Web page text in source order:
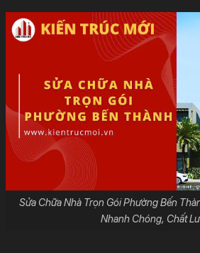
Sửa Chữa Nhà Trọn Gói Phường Bến
Nhanh Chóng, Chất